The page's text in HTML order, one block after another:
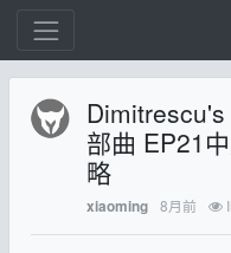
部曲 EP21
略
xiaoming 8月前